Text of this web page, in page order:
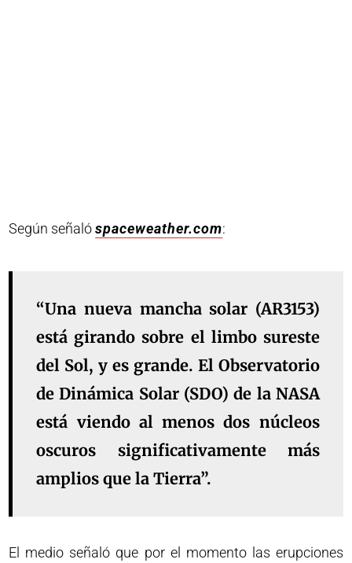
Según señalóspaceweather.com:
“Una nueva mancha solar (AR3153)
está girando sobre el limbo sureste
del Sol, y es grande. El Observatorio
de Dinámica Solar (SDO) de la NASA
está viendo al menos dos núcleos
oscuros significativamente más
amplios que la Tierra”.
El medio señaló que por el momento las erupciones